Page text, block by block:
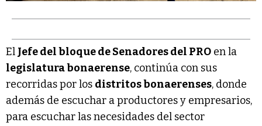
El Jefe del bloque de Senadores del PRO en la
legislatura bonaerense, continúa con sus
recorridas por los distritos bonaerenses, donde
además de escuchar a productores y empresarios,
para escuchar las necesidades del sector